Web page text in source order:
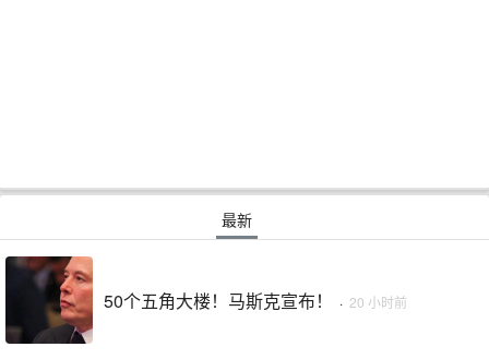
最新
50个五角大楼！马斯克宣布！ · 20 小时前